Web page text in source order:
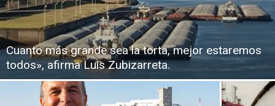
Cuanto más grande sea la torta, mejor estaremos
todos», afirma Luis Zubizarreta.